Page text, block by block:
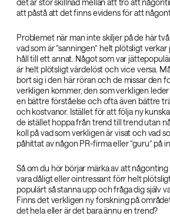
att påstå att det finns evidens för att
Problemet när man inte skiljer på de här
vad som är ”sanningen” helt plötsligt
håll till ett annat. Något som var
är helt plötsligt värdelöst och vice versa.
bort sig i den här röran och de missar den
verkligen kommer, den som verkligen
en bättre förståelse och ofta även bättre
och kostvanor. Istället för att följa ny
de istället hoppa från trend till trend utan
koll på vad som verkligen är visat och vad
påhittat av någon PR-firma eller ”guru” på
Så om du hör börjar märka av att
vara dåligt eller ointressant förr helt
populärt så stanna upp och fråga dig själv
Finns det verkligen ny forskning på
det hela eller är det bara ännu en trend?